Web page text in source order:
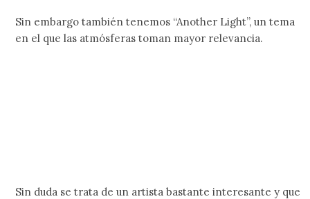
Sin embargo también tenemos “Another Light”, un tema
en el que las atmósferas toman mayor relevancia.
Sin duda se trata de un artista bastante interesante y que